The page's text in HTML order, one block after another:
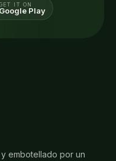
IT ON
Google Play
embotellado por un